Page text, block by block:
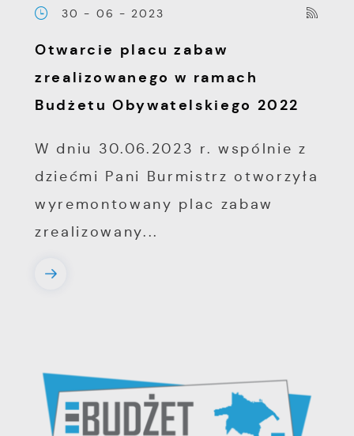
30 - 06 - 2023
Otwarcie placu zabaw
zrealizowanego w ramach
Budżetu Obywatelskiego 2022
W dniu 30.06.2023 r. wspólnie z
dziećmi Pani Burmistrz otworzyła
wyremontowany plac zabaw
zrealizowany...